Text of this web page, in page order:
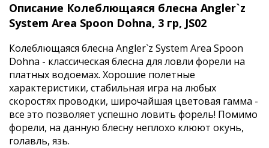
Описание Колеблющаяся блесна Angler`z
System Area Spoon Dohna, 3 гр, JS02
Колеблющаяся блесна Angler`z System Area Spoon
Dohna - классическая блесна для ловли форели на
платных водоемах. Хорошие полетные
характеристики, стабильная игра на любых
скоростях проводки, широчайшая цветовая гамма -
все это позволяет успешно ловить форель! Помимо
форели, на данную блесну неплохо клюют окунь,
голавль, язь.